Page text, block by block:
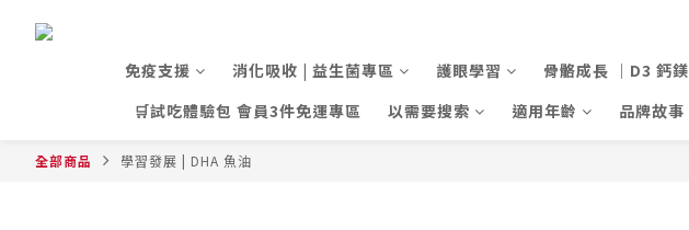
免疫支援
消化吸收 | 益生菌專區 護眼學習 骨骼成長 ｜D3 鈣鎂
🛒試吃體驗包 會員3件免運專區
以需要搜索 適用年齡 品牌故事
全部商品 學習發展 | DHA 魚油